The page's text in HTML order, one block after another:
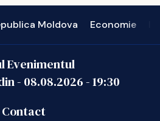
Moldova Economie
Evenimentul
- 08.08.2026-19:30
Contact